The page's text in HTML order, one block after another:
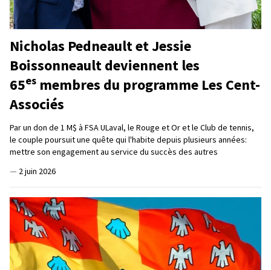
Nicholas Pedneault et Jessie
Boissonneault deviennent les
65es membres du programme Les Cent-
Associés
Par un don de 1 M$ à FSA ULaval, le Rouge et Or et le Club de tennis,
le couple poursuit une quête qui l'habite depuis plusieurs années:
mettre son engagement au service du succès des autres
— 2 juin 2026